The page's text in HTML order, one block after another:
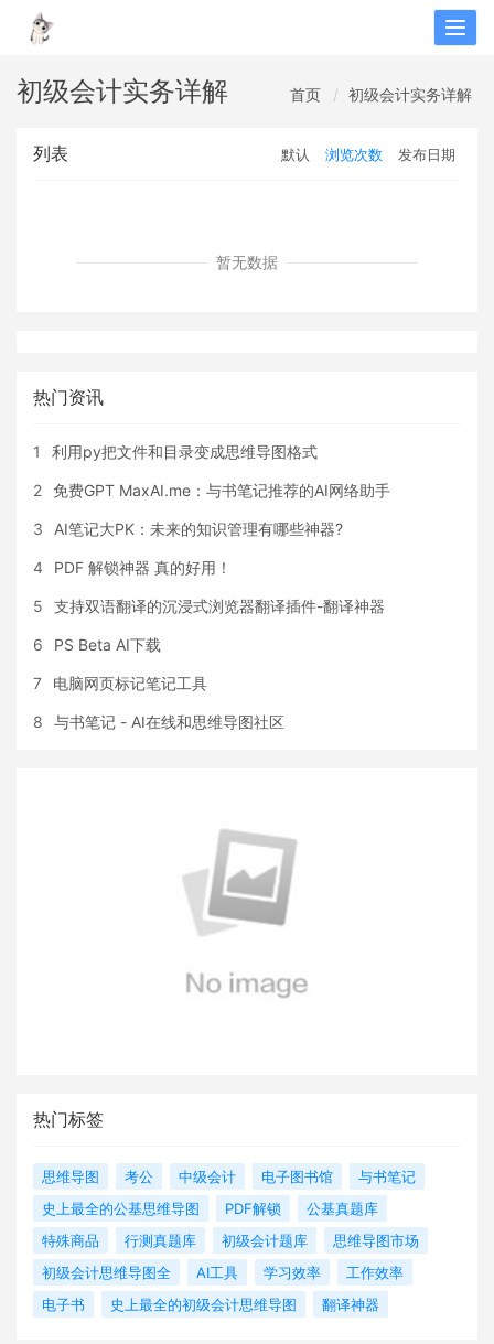
初级会计实务详解 首页 初级会计实务详解
列表 默认 浏览次数 发布日期
暂无数据
热门资讯
1 利用py把文件和目录变成思维导图格式
2 免费GPT MaxAI.me：与书笔记推荐的AI网络助手
3 AI笔记大PK：未来的知识管理有哪些神器?
4 PDF 解锁神器 真的好用！
5 支持双语翻译的沉浸式浏览器翻译插件-翻译神器
6 PS Beta AI下载
7 电脑网页标记笔记工具
8 与书笔记 - AI在线和思维导图社区
热门标签
思维导图 考公 中级会计 电子图书馆
与书笔记
史上最全的公基思维导图
PDF解锁
公基真题库
特殊商品
行测真题库 初级会计题库
思维导图市场
初级会计思维导图全
AI工具 学习效率
工作效率
电子书
史上最全的初级会计思维导图 翻译神器